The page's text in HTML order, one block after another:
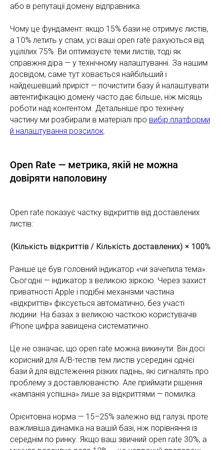
або в репутації домену відправника.
Чому це фундамент: якщо 15% бази не отримує листів,
а 10% летить у спам, усі ваші open rate рахуються від
уцілілих 75%. Ви оптимізуєте теми листів, тоді як
справжня діра — у технічному налаштуванні. За нашим
досвідом, саме тут ховається найбільший і
найдешевший приріст — почистити базу й налаштувати
автентифікацію домену часто дає більше, ніж місяць
роботи над контентом. Детальніше про технічну
частину ми розбирали в матеріалі про вибір платформи
й налаштування розсилок
Open Rate — метрика, якій не можна
довіряти наполовину
Open rate показує частку відкриттів від доставлених
листів:
(Кількість відкриттів / Кількість доставлених) × 100%
Раніше це був головний індикатор «чи зачепила тема».
Сьогодні — індикатор з великою зіркою. Через захист
приватності Apple і подібні механізми частина
«відкриттів» фіксується автоматично, без участі
людини. На базах з великою часткою користувачів
iPhone цифра завищена систематично.
Це не означає, що open rate можна викинути. Він досі
корисний для A/B-тестів тем листів усередині однієї
бази й для відстеження різких падінь, які сигналять про
проблему з доставлюваністю. Але приймати рішення
«кампанія успішна» лише за відкриттями — помилка.
Орієнтовна норма — 15–25% залежно від галузі, проте
важливіша динаміка на вашій базі, ніж порівняння із
середнім по ринку. Якщо ваш звичний open rate 30%, а